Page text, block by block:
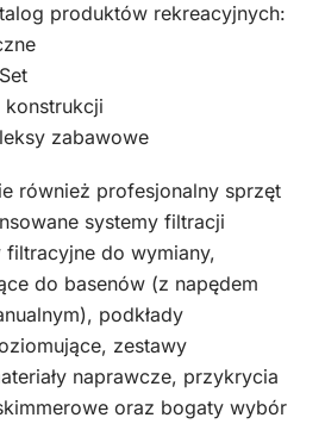
produktów rekreacyjnych:
konstrukcji
zabawowe
również profesjonalny sprzęt
systemy filtracji
filtracyjne do wymiany,
do basenów (z napędem
podkłady
zestawy
naprawcze, przykrycia
oraz bogaty wybór